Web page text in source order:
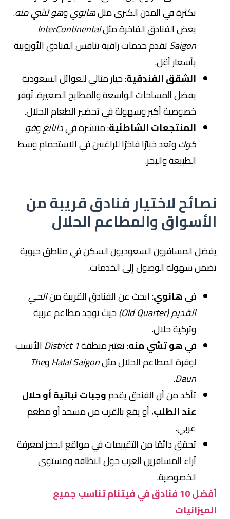
بكثرة في المدن الكبرى مثلهانويوهو تشي منه.
بعض الفنادق الفاخرة مثلInterContinental
Saigonتقدم خدمات راقية تنافس الفنادق الأوروبية
بأسعار أقل.
الشقق الفندقية: خيار مثالي للعوائل السعودية
بفضل المساحات الواسعة والمطابخ الصغيرة. تُوفر
خصوصية أكبر وسهولة في تحضير الطعام الحلال.
المنتجعات الشاطئية: منتشرة فيدانانغوفو
كوكوتعد خيارًا فاخرًا للراغبين في الاستجمام وسط
الطبيعة والبحر.
نصائح لاختيار فنادق قريبة من
الأسواق والمطاعم الحلال
يفضل المسافرون السعوديون السكن في مناطق حيوية
تضمن سهولة الوصول إلى الخدمات.
فيهانوي: ابحث عن الفنادق القريبة منالحي
القديم (Old Quarter)
حيث توجد مطاعم عربية
وتركية حلال.
فيهو تشي منه: تعتبر منطقةDistrict 1الأنسب
لوفرة المطاعم الحلال مثلHalal SaigonوThe
Daun
.
تأكد من أن الفندق يقدموجبات نباتية أو حلال
عند الطلب، أو يقع بالقرب من مسجد أو مطعم
عربي.
تحقق دائمًا من التقييمات في مواقع الحجز لمعرفة
آراء المسافرين العرب حول النظافة ومستوى
الخصوصية.
أفضل 10 فنادق في فيتنام تناسب جميع
الميزانيات